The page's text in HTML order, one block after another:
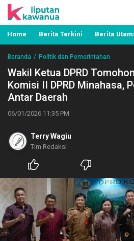
Liputan Kawanua
Berita Manado, Sulawesi
Pemerintahan, Hukum
Home Berita Terkini Berita
Beranda Politik dan Pemerintahan
Wakil Ketua DPRD
Komisi II DPRD Minahasa,
Antar Daerah
06/01/2026 11:35 PM
Terry Wagiu
Tim Redaksi